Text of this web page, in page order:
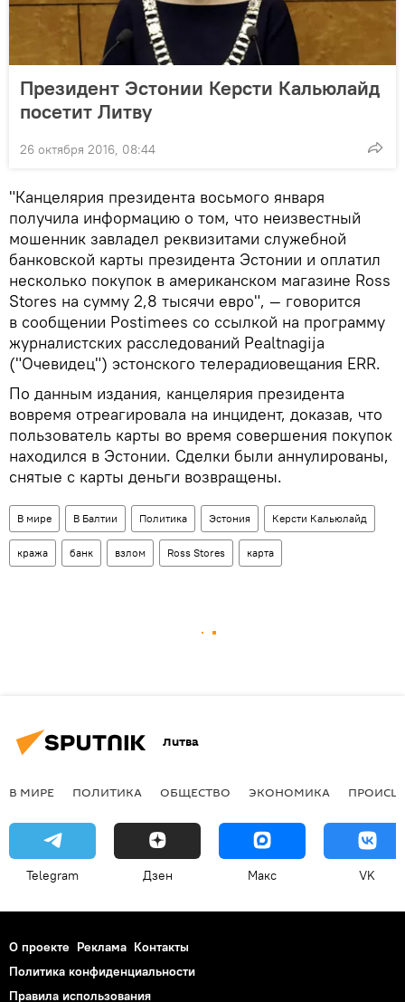
Президент Эстонии Керсти Кальюлайд
посетит Литву
26 октября 2016, 08:44
"Канцелярия президента восьмого января
получила информацию о том, что неизвестный
мошенник завладел реквизитами служебной
банковской карты президента Эстонии и оплатил
несколько покупок в американском магазине Ross
Stores на сумму 2,8 тысячи евро", — говорится
в сообщении Postimees со ссылкой на программу
журналистских расследований Pealtnagija
("Очевидец") эстонского телерадиовещания ERR.
По данным издания, канцелярия президента
вовремя отреагировала на инцидент, доказав, что
пользователь карты во время совершения покупок
находился в Эстонии. Сделки были аннулированы,
снятые с карты деньги возвращены.
В мире В Балтии Политика Эстония Керсти Кальюлайд
кража банк взлом Ross Stores карта
Литва
В МИРЕ ПОЛИТИКА ОБЩЕСТВО ЭКОНОМИКА
Telegram Дзен Макс VK
О проекте Реклама Контакты
Политика конфиденциальности
Правила использования